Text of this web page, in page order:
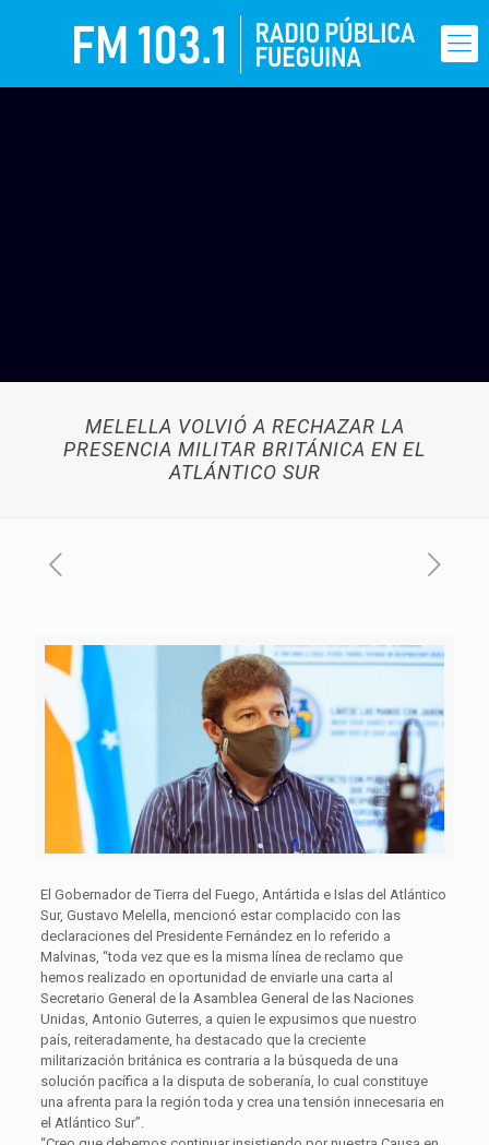
MELELLA VOLVIÓ A RECHAZAR LA
PRESENCIA MILITAR BRITÁNICA EN EL
ATLÁNTICO SUR
El Gobernador de Tierra del Fuego, Antártida e Islas del Atlántico
Sur, Gustavo Melella, mencionó estar complacido con las
declaraciones del Presidente Fernández en lo referido a
Malvinas, “toda vez que es la misma línea de reclamo que
hemos realizado en oportunidad de enviarle una carta al
Secretario General de la Asamblea General de las Naciones
Unidas, Antonio Guterres, a quien le expusimos que nuestro
país, reiteradamente, ha destacado que la creciente
militarización británica es contraria a la búsqueda de una
solución pacífica a la disputa de soberanía, lo cual constituye
una afrenta para la región toda y crea una tensión innecesaria en
el Atlántico Sur”.